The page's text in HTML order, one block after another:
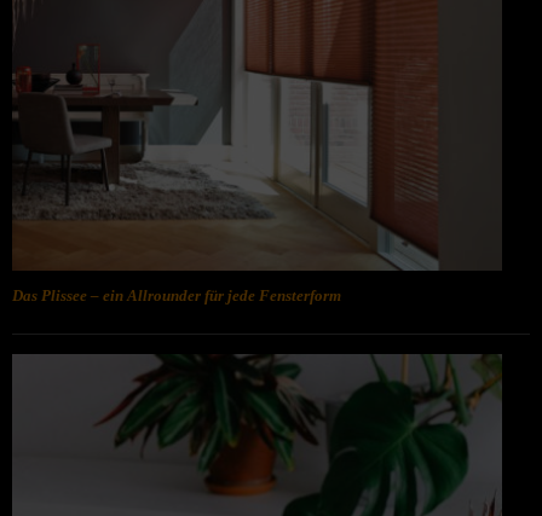
Das Plissee – ein Allrounder für jede Fensterform